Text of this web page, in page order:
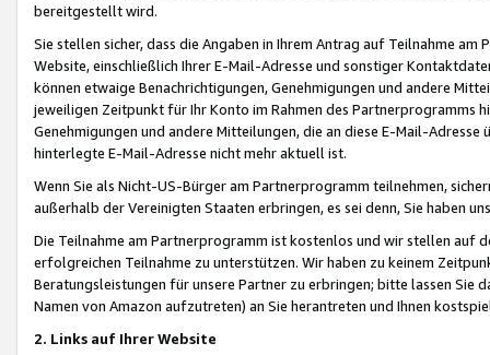
bereitgestellt wird.
Sie stellen sicher, dass die Angaben in Ihrem Antrag auf Teilnahme
Website, einschließlich Ihrer E-Mail-Adresse und sonstiger
können etwaige Benachrichtigungen, Genehmigungen und andere
jeweiligen Zeitpunkt für Ihr Konto im Rahmen des Partnerprogramms
Genehmigungen und andere Mitteilungen, die an diese E-Mail-
hinterlegte E-Mail-Adresse nicht mehr aktuell ist.
Wenn Sie als Nicht-US-Bürger am Partnerprogramm teilnehmen,
außerhalb der Vereinigten Staaten erbringen, es sei denn, Sie haben
Die Teilnahme am Partnerprogramm ist kostenlos und wir stellen auf
erfolgreichen Teilnahme zu unterstützen. Wir haben zu keinem
Beratungsleistungen für unsere Partner zu erbringen; bitte lassen Sie
Namen von Amazon aufzutreten) an Sie herantreten und Ihnen
2. Links auf Ihrer Website